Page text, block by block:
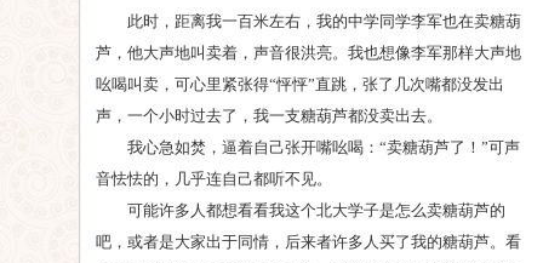
此时，距离我一百米左右，我的中学同学李军也在卖糖葫
芦，他大声地叫卖着，声音很洪亮。我也想像李军那样大声地
吆喝叫卖，可心里紧张得“怦怦”直跳，张了几次嘴都没发出
声，一个小时过去了，我一支糖葫芦都没卖出去。
我心急如焚，逼着自己张开嘴吆喝：“卖糖葫芦了！”可声
音怯怯的，几乎连自己都听不见。
可能许多人都想看看我这个北大学子是怎么卖糖葫芦的
吧，或者是大家出于同情，后来者许多人买了我的糖葫芦。看